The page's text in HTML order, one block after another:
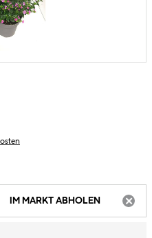
IM MARKT ABHOLEN